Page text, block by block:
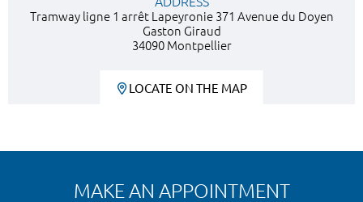
Tramway ligne 1 arrêt Lapeyronie 371 Avenue du Doyen
Gaston Giraud
34090 Montpellier
LOCATE ON THE MAP
MAKE AN APPOINTMENT